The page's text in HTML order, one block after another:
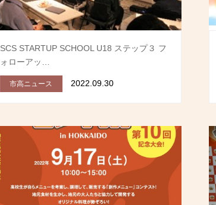
SCS STARTUP SCHOOL U18 ステップ３ フ
ォローアッ…
市高ニュース 2022.09.30